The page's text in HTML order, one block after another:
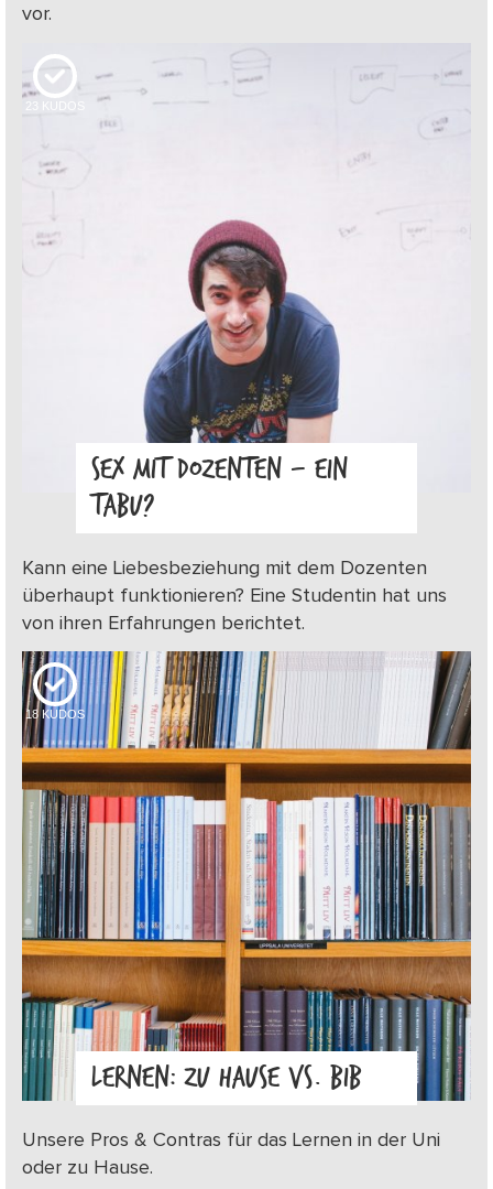
vor.
23 KUDOS
SEX MIT DOZENTEN – EIN
TABU?
Kann eine Liebesbeziehung mit dem Dozenten
überhaupt funktionieren? Eine Studentin hat uns
von ihren Erfahrungen berichtet.
18 KUDOS
LERNEN: ZU HAUSE VS. BIB
Unsere Pros & Contras für das Lernen in der Uni
oder zu Hause.